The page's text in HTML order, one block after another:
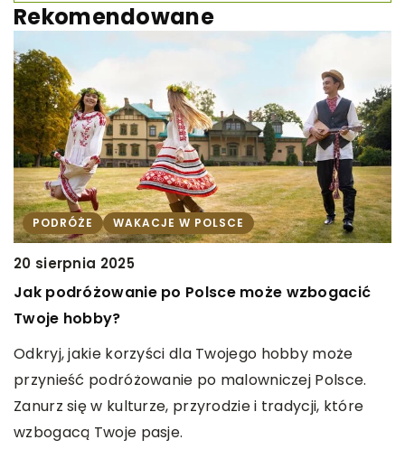
Rekomendowane
PODRÓŻE WAKACJE W POLSCE
20 sierpnia 2025
Jak podróżowanie po Polsce może wzbogacić
Twoje hobby?
Odkryj, jakie korzyści dla Twojego hobby może
przynieść podróżowanie po malowniczej Polsce.
Zanurz się w kulturze, przyrodzie i tradycji, które
wzbogacą Twoje pasje.